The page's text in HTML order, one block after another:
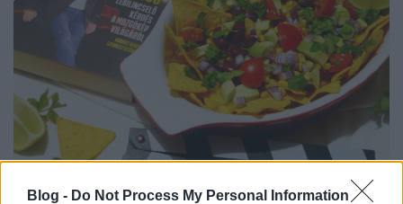
Blog - Do Not Process My Personal Information